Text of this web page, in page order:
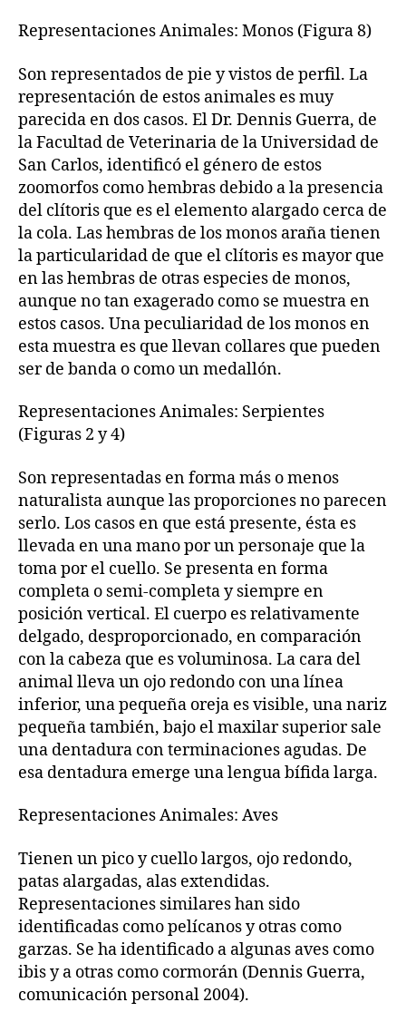
Representaciones Animales: Monos (Figura 8)
Son representados de pie y vistos de perfil. La
representación de estos animales es muy
parecida en dos casos. El Dr. Dennis Guerra, de
la Facultad de Veterinaria de la Universidad de
San Carlos, identificó el género de estos
zoomorfos como hembras debido a la presencia
del clítoris que es el elemento alargado cerca de
la cola. Las hembras de los monos araña tienen
la particularidad de que el clítoris es mayor que
en las hembras de otras especies de monos,
aunque no tan exagerado como se muestra en
estos casos. Una peculiaridad de los monos en
esta muestra es que llevan collares que pueden
ser de banda o como un medallón.
Representaciones Animales: Serpientes
(Figuras 2 y 4)
Son representadas en forma más o menos
naturalista aunque las proporciones no parecen
serlo. Los casos en que está presente, ésta es
llevada en una mano por un personaje que la
toma por el cuello. Se presenta en forma
completa o semi-completa y siempre en
posición vertical. El cuerpo es relativamente
delgado, desproporcionado, en comparación
con la cabeza que es voluminosa. La cara del
animal lleva un ojo redondo con una línea
inferior, una pequeña oreja es visible, una nariz
pequeña también, bajo el maxilar superior sale
una dentadura con terminaciones agudas. De
esa dentadura emerge una lengua bífida larga.
Representaciones Animales: Aves
Tienen un pico y cuello largos, ojo redondo,
patas alargadas, alas extendidas.
Representaciones similares han sido
identificadas como pelícanos y otras como
garzas. Se ha identificado a algunas aves como
ibis y a otras como cormorán (Dennis Guerra,
comunicación personal 2004).